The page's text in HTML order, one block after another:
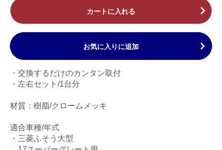
カートに入れる
お気に入りに追加
・交換するだけのカンタン取付
・左右セット/1台分
材質：樹脂/クロームメッキ
適合車種/年式
・三菱ふそう大型